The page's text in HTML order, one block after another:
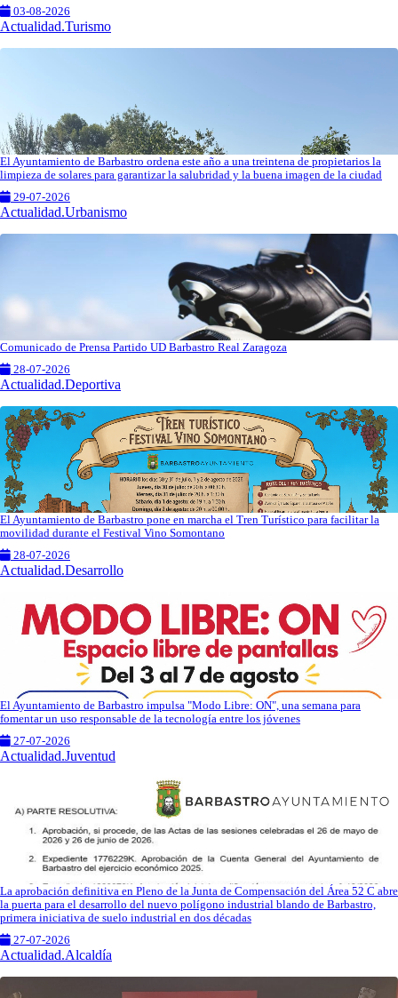
03-08-2026
Actualidad.Turismo
El Ayuntamiento de Barbastro ordena este año a una treintena de propietarios la
limpieza de solares para garantizar la salubridad y la buena imagen de la ciudad
29-07-2026
Actualidad.Urbanismo
Comunicado de Prensa Partido UD Barbastro Real Zaragoza
28-07-2026
Actualidad.Deportiva
El Ayuntamiento de Barbastro pone en marcha el Tren Turístico para facilitar la
movilidad durante el Festival Vino Somontano
28-07-2026
Actualidad.Desarrollo
El Ayuntamiento de Barbastro impulsa "Modo Libre: ON", una semana para
fomentar un uso responsable de la tecnología entre los jóvenes
27-07-2026
Actualidad.Juventud
La aprobación definitiva en Pleno de la Junta de Compensación del Área 52 C abre
la puerta para el desarrollo del nuevo polígono industrial blando de Barbastro,
primera iniciativa de suelo industrial en dos décadas
27-07-2026
Actualidad.Alcaldía